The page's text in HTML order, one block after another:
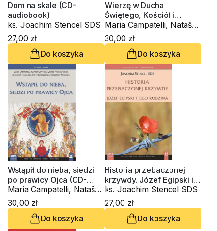
Dom na skale (CD-
audiobook)
ks. Joachim Stencel SDS
27,00 zł
Do koszyka
Wierzę w Ducha
Świętego, Kościół i
sakramenty (CD-
audiobook)
Maria Campatelli, Nataša
Govekar, Marko Ivan
Rupnik SJ, ks. Joachim
Stencel SDS, ks. Piotr
Szyrszeń SDS, Ryszard
Stankiewicz SDS
30,00 zł
Do koszyka
Wstąpił do nieba, siedzi
po prawicy Ojca (CD-
audiobook)
Maria Campatelli, Nataša
Govekar, Marko Ivan
Rupnik SJ, ks. Joachim
Stencel SDS, ks. Piotr
Szyrszeń SDS
30,00 zł
Do koszyka
Historia przebaczonej
krzywdy. Józef Egipski i
jego rodzina (CD -
audiobook)
ks. Joachim Stencel SDS
27,00 zł
Do koszyka